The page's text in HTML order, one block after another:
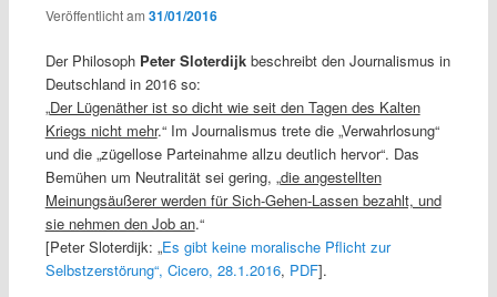
Veröffentlicht am 31/01/2016
Der Philosoph Peter Sloterdijkbeschreibt den Journalismus in
Deutschland in 2016 so:
„Der Lügenäther ist so dicht wie seit den Tagen des Kalten
Kriegs nicht mehr.“ Im Journalismus trete die „Verwahrlosung“
und die „zügellose Parteinahme allzu deutlich hervor“. Das
Bemühen um Neutralität sei gering, „die angestellten
Meinungsäußerer werden für Sich-Gehen-Lassen bezahlt, und
sie nehmen den Job an.“
[Peter Sloterdijk: „Es gibt keine moralische Pflicht zur
Selbstzerstörung“, Cicero, 28.1.2016, PDF].